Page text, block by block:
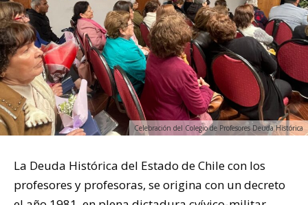
Celebración del Colegio de Profesores Deuda Histórica
La Deuda Histórica del Estado de Chile con los
profesores y profesoras, se origina con un decreto